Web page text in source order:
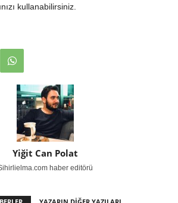
kullanabilirsiniz.
Yiğit Can Polat
haber editörü